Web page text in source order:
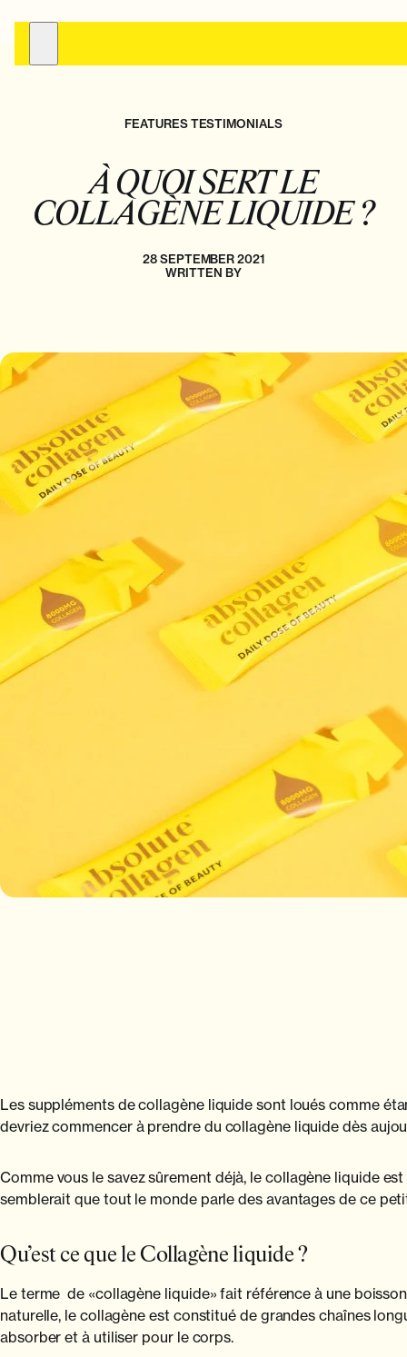
TÉMOIGNAGES
ÉTUDES CLINIQUES
À PROPOS
FEATURES TESTIMONIALS
À QUOI SERT LE
COLLAGÈNE LIQUIDE ?
28 SEPTEMBER 2021
WRITTEN BY
Les suppléments de collagène liquide sont loués comme
devriez commencer à prendre du collagène liquide dès
Comme vous le savez sûrement déjà, le collagène liquide
semblerait que tout le monde parle des avantages de ce
Qu’est ce que le Collagène liquide ?
Le terme de «collagène liquide» fait référence à une
naturelle, le collagène est constitué de grandes chaînes
absorber et à utiliser pour le corps.